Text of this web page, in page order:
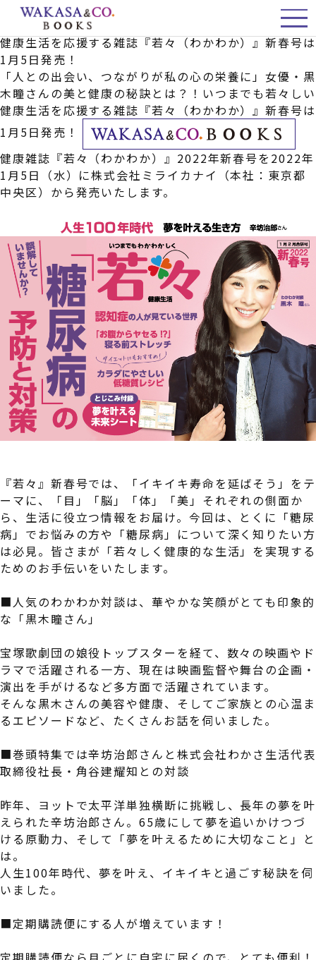
「人との出会い、つながりが私の心の栄養に」女優・黒
木瞳さんの美と健康の秘訣とは？！いつまでも若々しい
健康生活を応援する雑誌『若々（わかわか）』新春号は
1月5日発売！
「人との出会い、つながりが私の心の栄養に」女優・黒
木瞳さんの美と健康の秘訣とは？！いつまでも若々しい
健康生活を応援する雑誌『若々（わかわか）』新春号は
1月5日発売！
健康雑誌『若々（わかわか）』2022年新春号を2022年
1月5日（水）に株式会社ミライカナイ（本社：東京都
中央区）から発売いたします。
『若々』新春号では、「イキイキ寿命を延ばそう」をテ
ーマに、「目」「脳」「体」「美」それぞれの側面か
ら、生活に役立つ情報をお届け。今回は、とくに「糖尿
病」でお悩みの方や「糖尿病」について深く知りたい方
は必見。皆さまが「若々しく健康的な生活」を実現する
ためのお手伝いをいたします。
■人気のわかわか対談は、華やかな笑顔がとても印象的
な「黒木瞳さん」
宝塚歌劇団の娘役トップスターを経て、数々の映画やド
ラマで活躍される一方、現在は映画監督や舞台の企画・
演出を手がけるなど多方面で活躍されています。
そんな黒木さんの美容や健康、そしてご家族との心温ま
るエピソードなど、たくさんお話を伺いました。
■巻頭特集では辛坊治郎さんと株式会社わかさ生活代表
取締役社長・角谷建耀知との対談
昨年、ヨットで太平洋単独横断に挑戦し、長年の夢を叶
えられた辛坊治郎さん。65歳にして夢を追いかけつづ
ける原動力、そして「夢を叶えるために大切なこと」と
は。
人生100年時代、夢を叶え、イキイキと過ごす秘訣を伺
いました。
■定期購読便にする人が増えています！